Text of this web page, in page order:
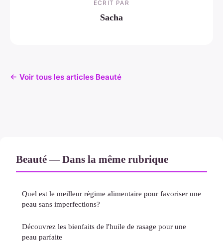
ECRIT PAR
Sacha
← Voir tous les articles Beauté
Beauté — Dans la même rubrique
Quel est le meilleur régime alimentaire pour favoriser une
peau sans imperfections?
Découvrez les bienfaits de l'huile de rasage pour une
peau parfaite